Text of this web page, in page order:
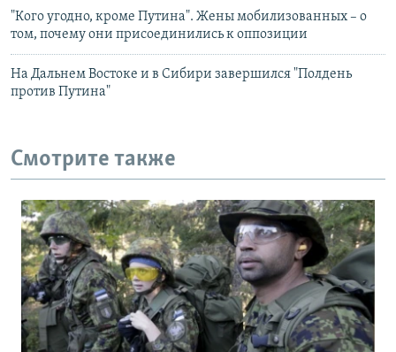
"Кого угодно, кроме Путина". Жены мобилизованных – о
том, почему они присоединились к оппозиции
На Дальнем Востоке и в Сибири завершился "Полдень
против Путина"
Смотрите также